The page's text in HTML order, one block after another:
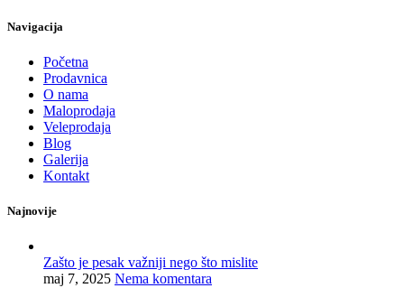
Navigacija
Početna
Prodavnica
O nama
Maloprodaja
Veleprodaja
Blog
Galerija
Kontakt
Najnovije
Zašto je pesak važniji nego što mislite
maj 7, 2025 Nema komentara